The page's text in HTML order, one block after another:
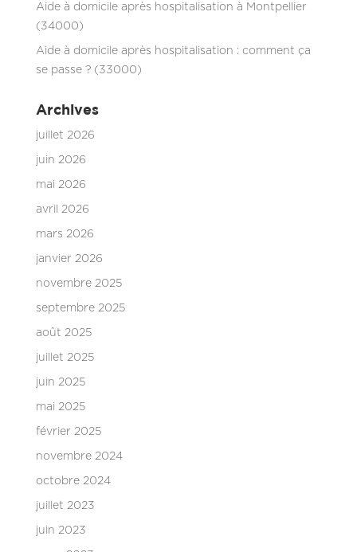
Aide à domicile après hospitalisation à Montpellier
(34000)
Aide à domicile après hospitalisation : comment ça
se passe ? (33000)
Archives
juillet 2026
juin 2026
mai 2026
avril 2026
mars 2026
janvier 2026
novembre 2025
septembre 2025
août 2025
juillet 2025
juin 2025
mai 2025
février 2025
novembre 2024
octobre 2024
juillet 2023
juin 2023